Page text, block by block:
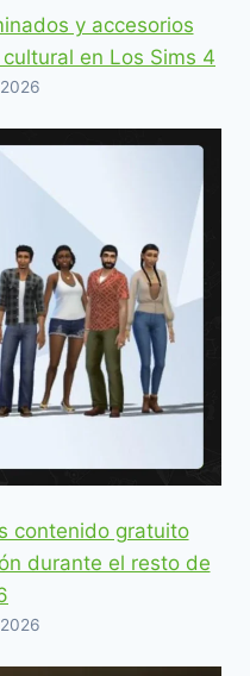
y accesorios
en Los Sims 4
contenido gratuito
durante el resto de